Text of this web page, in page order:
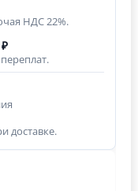
НДС 22%.
доставке.